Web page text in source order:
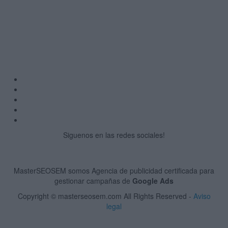
Siguenos en las redes sociales!
MasterSEOSEM somos Agencia de publicidad certificada para
gestionar campañas de Google Ads
Copyright © masterseosem.com All Rights Reserved - Aviso
legal